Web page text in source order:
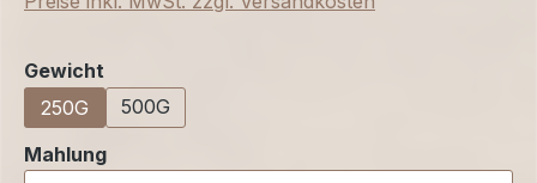
Gewicht
250G
500G
Mahlungauswählen